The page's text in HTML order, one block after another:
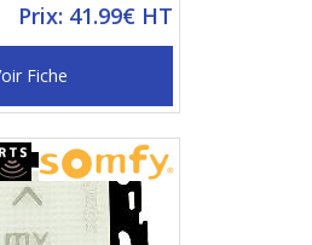
Prix: 41.99€ HT
Fiche